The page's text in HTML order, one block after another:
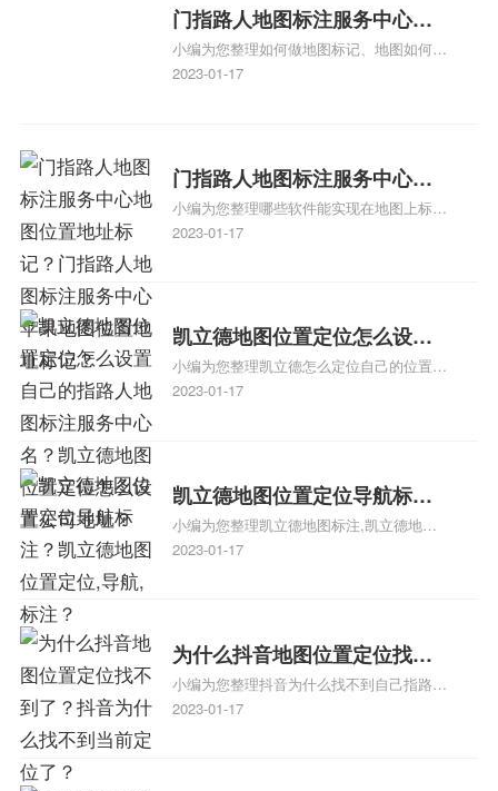
情可查看下方正文！
门指路人地图标注服务中心如
何做花小猪打车地图位置标
记？门指路人地图标注服务中
小编为您整理如何做地图标记、地图如何做
标记、so搜街景中如何做标记、360e启花贷
关地图标注知识，详情可查看下方正文！
2023-01-17
门指路人地图标注服务中心地
图位置地址标记？门指路人地
图标注服务中心苹果地图位置
小编为您整理哪些软件能实现在地图上标记
门指路人地图标注服务中心位置、门指路人
门指路人地图标注服务中心地址标注上地图
怎么弄相关地图标注知识，详情可查看下方
正文！
2023-01-17
凯立德地图位置定位怎么设置
自己的指路人地图标注服务中
心名？凯立德地图位置定位怎
小编为您整理凯立德怎么定位自己的位置
啊、手机凯立德地图定位怎么设置往上走、
地图标注服务中心铺招牌相关地图标注知
识，详情可查看下方正文！
2023-01-17
凯立德地图位置定位导航标
注？凯立德地图位置定位,导航,
标注？
小编为您整理凯立德地图标注,凯立德地图
标注怎么做啊、凯立德地图标注,凯立德地
相关地图标注知识，详情可查看下方正文！
2023-01-17
为什么抖音地图位置定位找不
到了？抖音为什么找不到当前
定位了？
小编为您整理抖音为什么找不到自己指路人
地图标注服务中心铺的位置、地图位置更新
2023-01-17